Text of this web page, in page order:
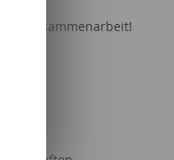
Zusammenarbeit!